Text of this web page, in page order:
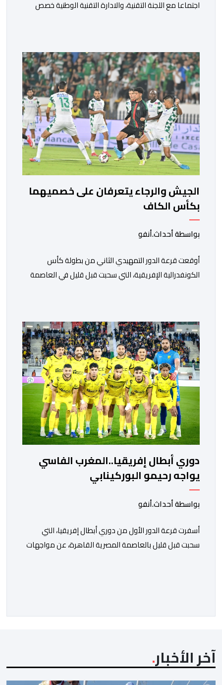
اجتماعا مع اللجنة التقنية، والادارة التقنية الوطنية خصص
الفترة الأخيرة. وشهد الاجتماع تقديم عرض مفصل حول
مشاركة المنتخبين الوطنيين لأقل من 18 سنة، إناثا وذكورا،
من طرف اللجنة التقنية التي واكبت كل […]
الجيش والرجاء يتعرفان على خصميهما
بكأس الكاف
بواسطة أحداث.أنفو
أوقعت قرعة الدور التمهيدي الثاني من بطولة كأس
الكونفدرالية الإفريقية، التي سحبت قبل قليل في العاصمة
ووسط القارة. ​وسيكون نادي الرجاء الرياضي على موعد مع
مواجهة المتأهل من المباراة التي تجمع بين إيل كانيمي
واريورز النيجيري ونادي أوديب ممثل […]
دوري أبطال إفريقيا..المغرب الفاسي
يواجه رحيمو البوركينابي
بواسطة أحداث.أنفو
أسفرت قرعة الدور الأول من دوري أبطال إفريقيا، التي
سحبت قبل قليل بالعاصمة المصرية القاهرة، عن مواجهات
الغامبي، حيث يطمح الفريق […]
آخر الأخبار